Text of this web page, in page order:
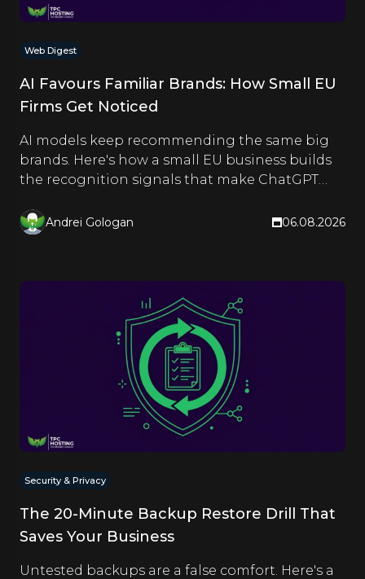
Web Digest
AI Favours Familiar Brands: How Small EU
Firms Get Noticed
AI models keep recommending the same big
brands. Here's how a small EU business builds
the recognition signals that make ChatGPT
Andrei Gologan 06.08.2026
Security & Privacy
The 20-Minute Backup Restore Drill That
Saves Your Business
Untested backups are a false comfort. Here's a